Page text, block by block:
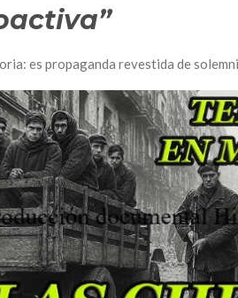
es propaganda revestida de